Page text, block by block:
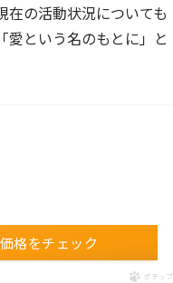
の活動状況についても
という名のもとに」と
格をチェック
ポチップ